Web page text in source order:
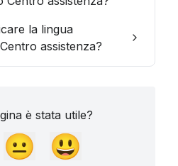
la lingua
assistenza?
è stata utile?
😐 😃